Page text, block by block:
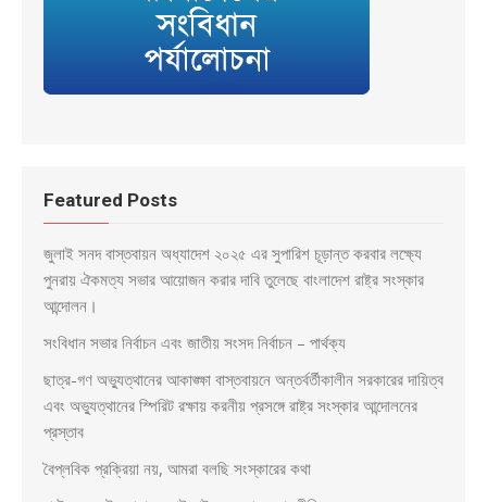
Featured Posts
জুলাই সনদ বাস্তবায়ন অধ্যাদেশ ২০২৫ এর সুপারিশ চূড়ান্ত করবার লক্ষ্যে
পুনরায় ঐকমত্য সভার আয়োজন করার দাবি তুলেছে বাংলাদেশ রাষ্ট্র সংস্কার
আন্দোলন।
সংবিধান সভার নির্বাচন এবং জাতীয় সংসদ নির্বাচন – পার্থক্য
ছাত্র-গণ অভ্যুত্থানের আকাঙ্ক্ষা বাস্তবায়নে অন্তর্বর্তীকালীন সরকারের দায়িত্ব
এবং অভ্যুত্থানের স্পিরিট রক্ষায় করনীয় প্রসঙ্গে রাষ্ট্র সংস্কার আন্দোলনের
প্রস্তাব
বৈপ্লবিক প্রক্রিয়া নয়, আমরা বলছি সংস্কারের কথা